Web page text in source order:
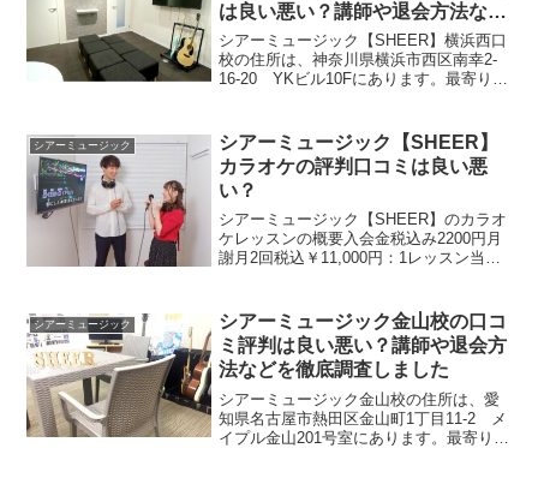
は良い悪い？講師や退会方法など
を徹底調査しました
シアーミュージック【SHEER】横浜西口
校の住所は、神奈川県横浜市西区南幸2-
16-20 YKビル10Fにあります。最寄り駅
西口校舎のMAPと最寄り駅と住所最寄
り...
シアーミュージック
シアーミュージック【SHEER】
カラオケの評判口コミは良い悪
い？
シアーミュージック【SHEER】のカラオ
ケレッスンの概要入会金税込み2200円月
謝月2回税込￥11,000円：1レッスン当た
￥17,600:円：1レッス...
シアーミュージック
シアーミュージック金山校の口コ
ミ評判は良い悪い？講師や退会方
法などを徹底調査しました
シアーミュージック金山校の住所は、愛
知県名古屋市熱田区金山町1丁目11-2 メ
イプル金山201号室にあります。最寄り駅